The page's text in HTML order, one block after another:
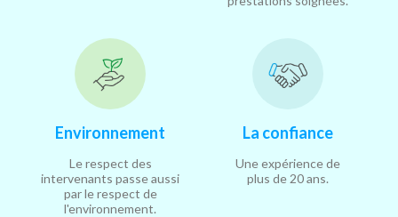
Environnement
Le respect des
intervenants passe aussi
par le respect de
l'environnement.
La confiance
Une expérience de
plus de 20 ans.